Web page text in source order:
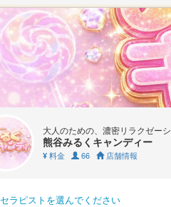
大人のための、濃密リラクゼー
熊谷みるくキャンディー
¥ 料金 66 店舗情報
セラピストを選んでください